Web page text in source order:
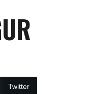
Twitter